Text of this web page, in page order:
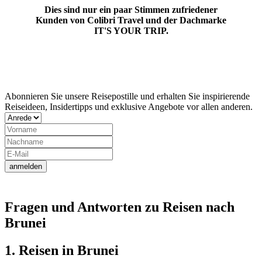
Dies sind nur ein paar Stimmen zufriedener
Kunden von Colibri Travel und der Dachmarke
IT'S YOUR TRIP.
Abonnieren Sie unsere Reisepostille und erhalten Sie inspirierende
Reiseideen, Insidertipps und exklusive Angebote vor allen anderen.
anmelden
Fragen und Antworten zu Reisen nach
Brunei
1. Reisen in Brunei